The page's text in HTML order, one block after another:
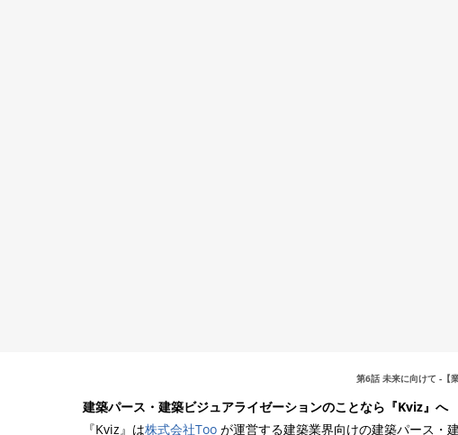
第6話 未来に向けて -【
建築パース・建築ビジュアライゼーションのことなら『Kviz』へ
『Kviz』は株式会社Too が運営する建築業界向けの建築パース・